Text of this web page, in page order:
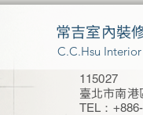
常吉室內裝
C.C.Hsu
115027
臺北市南
TEL：